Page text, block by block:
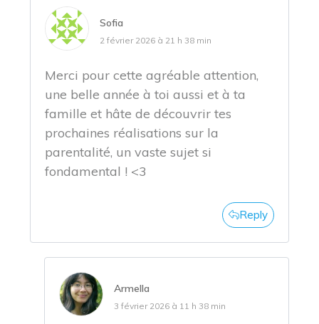
Sofia
2 février 2026 à 21 h 38 min
Merci pour cette agréable attention,
une belle année à toi aussi et à ta
famille et hâte de découvrir tes
prochaines réalisations sur la
parentalité, un vaste sujet si
fondamental ! <3
Reply
Armella
3 février 2026 à 11 h 38 min